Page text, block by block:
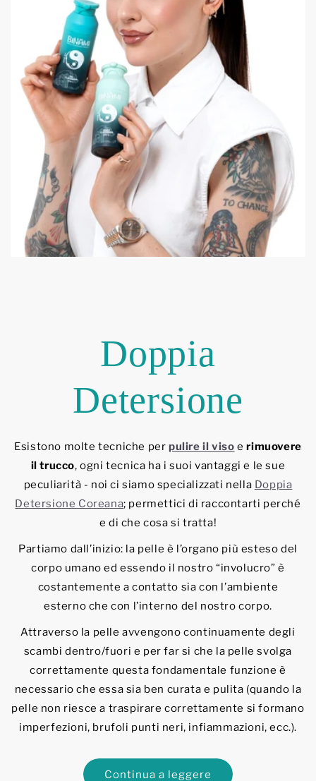
Doppia
Detersione
Esistono molte tecniche perpulire il viso erimuovere
il trucco, ogni tecnica ha i suoi vantaggi e le sue
peculiarità - noi ci siamo specializzati nella Doppia
Detersione Coreana; permettici di raccontarti perché
e di che cosa si tratta!
Partiamo dall’inizio: la pelle è l’organo più esteso del
corpo umano ed essendo il nostro “involucro” è
costantemente a contatto sia con l’ambiente
esterno che con l’interno del nostro corpo.
Attraverso la pelle avvengono continuamente degli
scambi dentro/fuori e per far si che la pelle svolga
correttamente questa fondamentale funzione è
necessario che essa sia ben curata e pulita (quando la
pelle non riesce a traspirare correttamente si formano
imperfezioni, brufoli punti neri, infiammazioni, ecc.).
Continua a leggere